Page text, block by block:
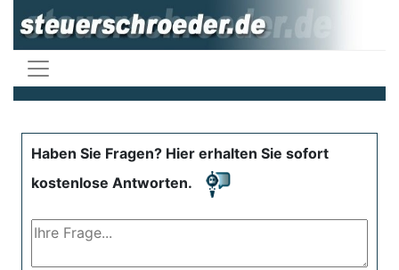
Haben Sie Fragen? Hier erhalten Sie sofort
kostenlose Antworten.